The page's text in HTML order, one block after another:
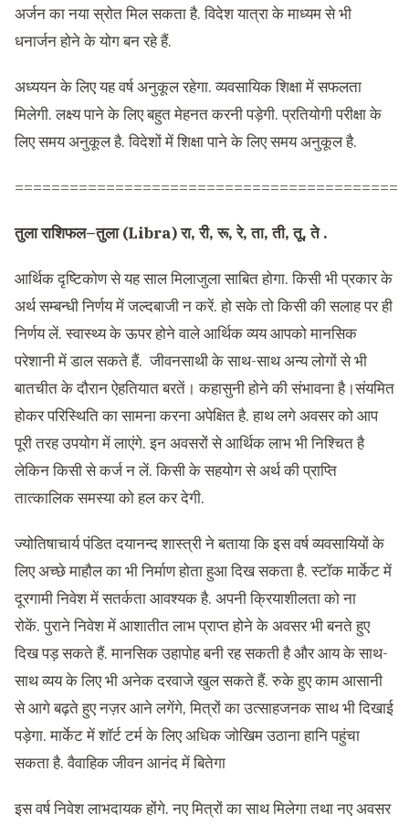
अर्जन का नया स्रोत मिल सकता है. विदेश यात्रा के माध्यम से भी
धनार्जन होने के योग बन रहे हैं.
अध्ययन के लिए यह वर्ष अनुकूल रहेगा. व्यवसायिक शिक्षा में सफलता
मिलेगी. लक्ष्य पाने के लिए बहुत मेहनत करनी पड़ेगी. प्रतियोगी परीक्षा के
लिए समय अनुकूल है. विदेशों में शिक्षा पाने के लिए समय अनुकूल है.
==========================================
तुला राशिफल–तुला (Libra) रा, री, रू, रे, ता, ती, तू, ते .
आर्थिक दृष्टिकोण से यह साल मिलाजुला साबित होगा. किसी भी प्रकार के
अर्थ सम्बन्धी निर्णय में जल्दबाजी न करें. हो सके तो किसी की सलाह पर ही
निर्णय लें. स्वास्थ्य के ऊपर होने वाले आर्थिक व्यय आपको मानसिक
परेशानी में डाल सकते हैं. जीवनसाथी के साथ-साथ अन्य लोगों से भी
बातचीत के दौरान ऐहतियात बरतें। कहासुनी होने की संभावना है।संयमित
होकर परिस्थिति का सामना करना अपेक्षित है. हाथ लगे अवसर को आप
पूरी तरह उपयोग में लाएंगे. इन अवसरों से आर्थिक लाभ भी निश्चित है
लेकिन किसी से कर्ज न लें. किसी के सहयोग से अर्थ की प्राप्ति
तात्कालिक समस्या को हल कर देगी.
ज्योतिषाचार्य पंडित दयानन्द शास्त्री ने बताया कि इस वर्ष व्यवसायियों के
लिए अच्छे माहौल का भी निर्माण होता हुआ दिख सकता है. स्टॉक मार्केट में
दूरगामी निवेश में सतर्कता आवश्यक है. अपनी क्रियाशीलता को ना
रोकें. पुराने निवेश में आशातीत लाभ प्राप्त होने के अवसर भी बनते हुए
दिख पड़ सकते हैं. मानसिक उहापोह बनी रह सकती है और आय के साथ-
साथ व्यय के लिए भी अनेक दरवाजे खुल सकते हैं. रुके हुए काम आसानी
से आगे बढ़ते हुए नज़र आने लगेंगे, मित्रों का उत्साहजनक साथ भी दिखाई
पड़ेगा. मार्केट में शॉर्ट टर्म के लिए अधिक जोखिम उठाना हानि पहुंचा
सकता है. वैवाहिक जीवन आनंद में बितेगा
इस वर्ष निवेश लाभदायक होंगे. नए मित्रों का साथ मिलेगा तथा नए अवसर